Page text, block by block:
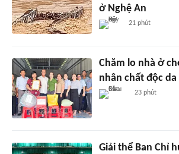
ở Nghệ An
21 phút
Chăm lo nhà ở
nhân chất độc da
23 phút
Giải thể Ban Chỉ